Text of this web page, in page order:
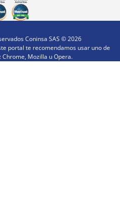
Coninsa SAS ©2026
portal te recomendamos usar uno de
Mozilla u Opera.